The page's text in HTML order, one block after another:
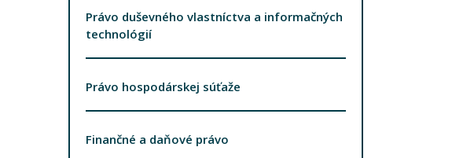
Právo duševného vlastníctva a informačných
technológií
Právo hospodárskej súťaže
Finančné a daňové právo